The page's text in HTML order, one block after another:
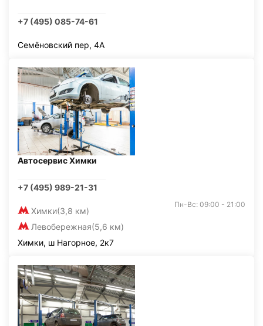
+7 (495) 085-74-61
Семёновский пер, 4А
Автосервис Химки
+7 (495) 989-21-31
Химки(3,8 км)
Левобережная(5,6 км)
Пн-Вс: 09:00 - 21:00
Химки, ш Нагорное, 2к7